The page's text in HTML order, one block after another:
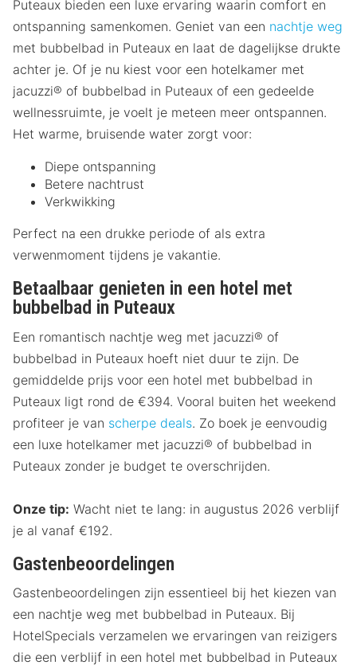
Puteaux bieden een luxe ervaring waarin comfort en
ontspanning samenkomen. Geniet van een nachtje weg
met bubbelbad in Puteaux en laat de dagelijkse drukte
achter je. Of je nu kiest voor een hotelkamer met
jacuzzi® of bubbelbad in Puteaux of een gedeelde
wellnessruimte, je voelt je meteen meer ontspannen.
Het warme, bruisende water zorgt voor:
Diepe ontspanning
Betere nachtrust
Verkwikking
Perfect na een drukke periode of als extra
verwenmoment tijdens je vakantie.
Betaalbaar genieten in een hotel met
bubbelbad in Puteaux
Een romantisch nachtje weg met jacuzzi® of
bubbelbad in Puteaux hoeft niet duur te zijn. De
gemiddelde prijs voor een hotel met bubbelbad in
Puteaux ligt rond de €394. Vooral buiten het weekend
profiteer je van scherpe deals. Zo boek je eenvoudig
een luxe hotelkamer met jacuzzi® of bubbelbad in
Puteaux zonder je budget te overschrijden.
Onze tip: Wacht niet te lang: in augustus 2026 verblijf
je al vanaf €192.
Gastenbeoordelingen
Gastenbeoordelingen zijn essentieel bij het kiezen van
een nachtje weg met bubbelbad in Puteaux. Bij
HotelSpecials verzamelen we ervaringen van reizigers
die een verblijf in een hotel met bubbelbad in Puteaux